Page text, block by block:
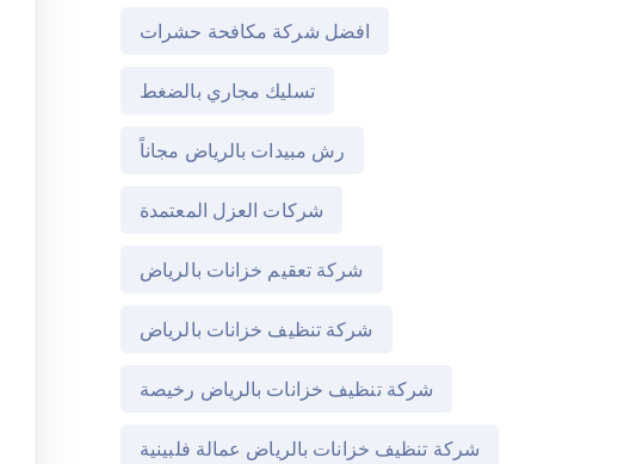
افضل شركة مكافحة حشرات
تسليك مجاري بالضغط
رش مبيدات بالرياض مجاناً
شركات العزل المعتمدة
شركة تعقيم خزانات بالرياض
شركة تنظيف خزانات بالرياض
شركة تنظيف خزانات بالرياض رخيصة
شركة تنظيف خزانات بالرياض عمالة فلبينية